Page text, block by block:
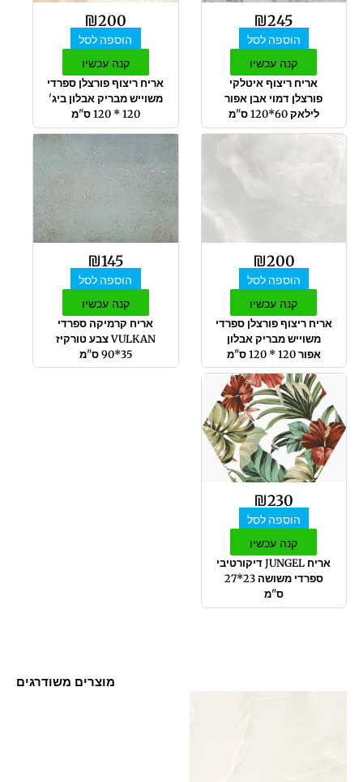
₪245
הוספה לסל
קנה עכשיו
אריח ריצוף איטלקי
פורצלן דמוי אבן אפור
לילאק 60*120 ס"מ
₪200
הוספה לסל
קנה עכשיו
אריח ריצוף פורצלן ספרדי
משוייש מבריק אבלון ביג'
120 * 120 ס"מ
₪200
הוספה לסל
קנה עכשיו
אריח ריצוף פורצלן ספרדי
משוייש מבריק אבלון
אפור 120 * 120 ס"מ
₪145
הוספה לסל
קנה עכשיו
אריח קרמיקה ספרדי
VULKAN צבע טורקיז
35*90 ס"מ
₪230
הוספה לסל
קנה עכשיו
אריח JUNGEL דיקורטיבי
ספרדי משושה 23*27
ס"מ
מוצרים משודרגים